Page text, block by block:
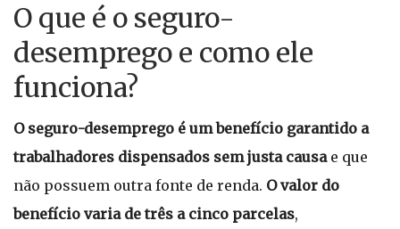
O que é o seguro-
desemprego e como ele
funciona?
O seguro-desemprego é um benefício garantido a
trabalhadores dispensados sem justa causae que
não possuem outra fonte de renda. O valor do
benefício varia de três a cinco parcelas,